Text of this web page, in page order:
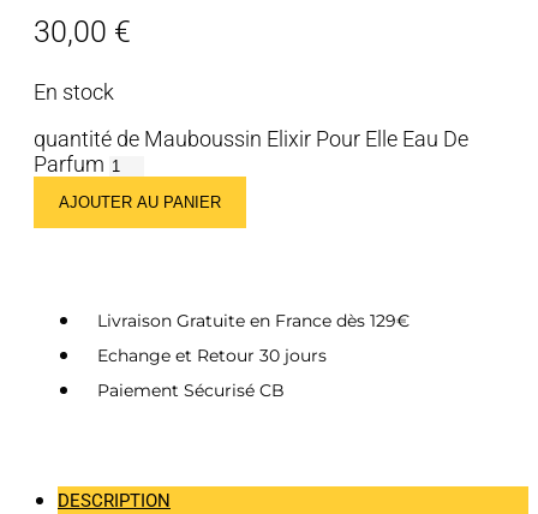
30,00 €
En stock
quantité de Mauboussin Elixir Pour Elle Eau De
Parfum
AJOUTER AU PANIER
Livraison Gratuite en France dès 129€
Echange et Retour 30 jours
Paiement Sécurisé CB
DESCRIPTION